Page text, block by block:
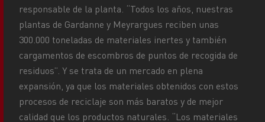
responsable de la planta. “Todos los años, nuestras
plantas de Gardanne y Meyrargues reciben unas
300.000 toneladas de materiales inertes y también
cargamentos de escombros de puntos de recogida de
residuos”. Y se trata de un mercado en plena
expansión, ya que los materiales obtenidos con estos
procesos de reciclaje son más baratos y de mejor
calidad que los productos naturales. “Los materiales